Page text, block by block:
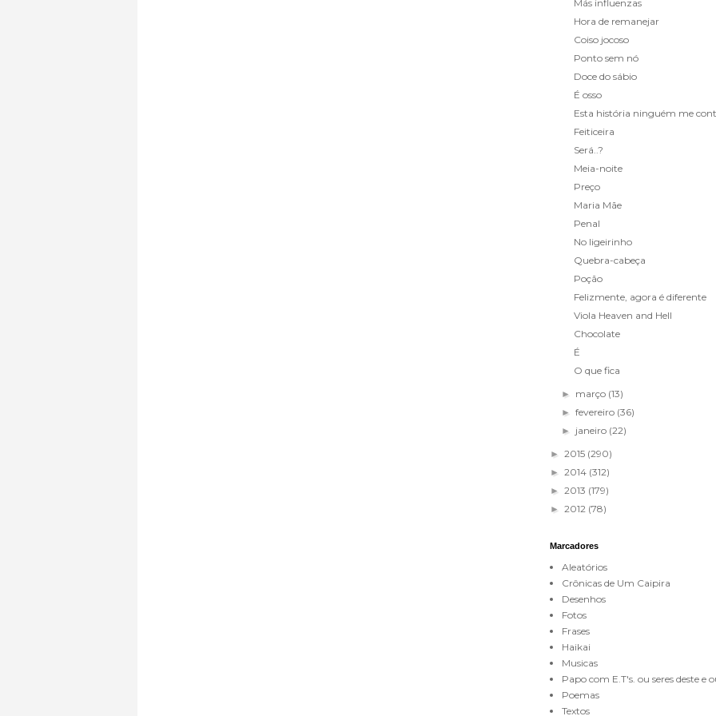
Más influenzas
Hora de remanejar
Coiso jocoso
Ponto sem nó
Doce do sábio
É osso
Esta história ninguém me
Feiticeira
Será..?
Meia-noite
Preço
Maria Mãe
Penal
No ligeirinho
Quebra-cabeça
Poção
Felizmente, agora é diferente
Viola Heaven and Hell
Chocolate
É
O que fica
► março (13)
►fevereiro (36)
► janeiro (22)
► 2015 (290)
► 2014 (312)
► 2013 (179)
► 2012 (78)
Marcadores
Aleatórios
Crônicas de Um Caipira
Desenhos
Fotos
Frases
Haikai
Musicas
Papo com E.T's. ou seres deste e
Poemas
Textos